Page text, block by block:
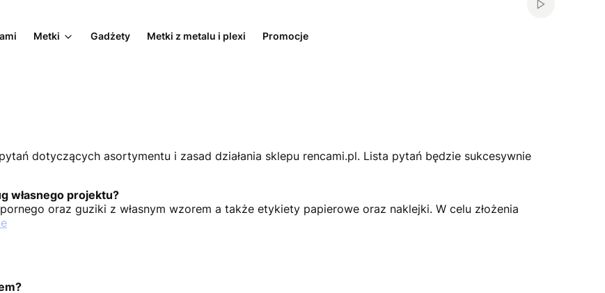
Włącz
Metki Gadżety Metki z metalu i plexi Promocje
dotyczących asortymentu i zasad działania sklepu rencami.pl. Lista pytań będzie sukcesywnie
własnego projektu?
oraz guziki z własnym wzorem a także etykiety papierowe oraz naklejki. W celu złożenia